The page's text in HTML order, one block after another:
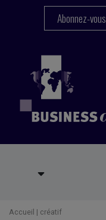
Abonnez-vous
Accueil | créatif